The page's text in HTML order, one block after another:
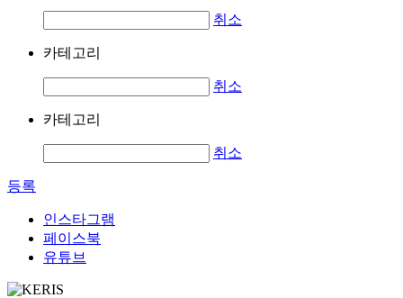
취소
카테고리
취소
카테고리
취소
등록
인스타그램
페이스북
유튜브